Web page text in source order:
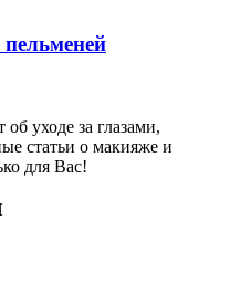
уходе за глазами,
статьи о макияже и
для Вас!